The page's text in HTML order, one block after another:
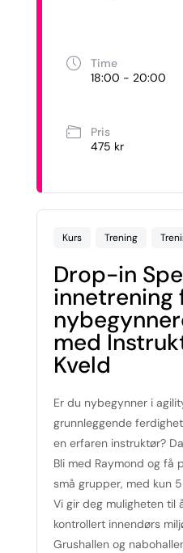
Time
18:00 - 20:00
Pris
475 kr
Kurs Trening
Drop-in
innetrening
med
Kveld
Er du nybegynner i
grunnleggende
en erfaren instruktør?
Bli med Raymond og få
små grupper, med kun
Vi gir deg muligheten til
kontrollert innendørs
Grushallen og